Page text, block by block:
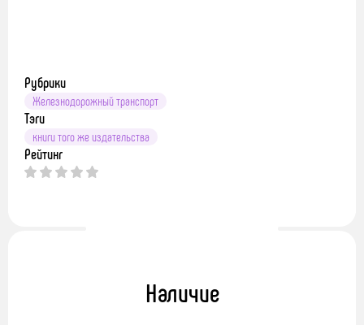
Рубрики
Железнодорожный транспорт
Тэги
книги того же издательства
Рейтинг
Наличие